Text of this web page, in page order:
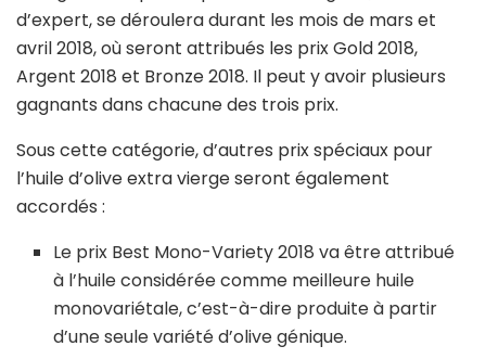
d’expert, se déroulera durant les mois de mars et
avril 2018, où seront attribués les prix Gold 2018,
Argent 2018 et Bronze 2018. Il peut y avoir plusieurs
gagnants dans chacune des trois prix.
Sous cette catégorie, d’autres prix spéciaux pour
l’huile d’olive extra vierge seront également
accordés :
Le prix Best Mono-Variety 2018 va être attribué
à l’huile considérée comme meilleure huile
monovariétale, c’est-à-dire produite à partir
d’une seule variété d’olive génique.